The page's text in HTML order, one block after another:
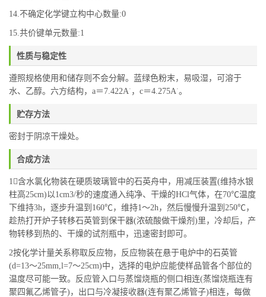
14.不确定化学键立构中心数量:0
15.共价键单元数量:1
性质与稳定性
遵照规格使用和储存则不会分解。蓝绿色粉末，易吸湿，可溶于
水、乙醇。六方结构，a＝7.422A· ，c＝4.275A·。
贮存方法
密封于阴凉干燥处。
合成方法
1含水氯化物装在硬质玻璃管中的石英舟中，用减压装置(维持水银
柱高25cm)以1cm3/秒的速度通入纯净、干燥的HCl气体，在70℃温度
下维持3h，逐步升温到160℃，维持1～2h，然后慢慢升温到250℃，
趁热打开炉子转移石英管到保干器(浓硫酸做干燥剂)里，冷却后，产
物转移到热的、干燥的试剂瓶中，迅速密封即可。
2按化学计量关系称取反应物，反应物装在悬于电炉中的石英管
(d=13～25mm,l=7～25cm)中，选择的电炉应能使样品管各个部位的
温度尽可能一致。反应管入口与蒸馏烧瓶的侧口相连(蒸馏烧瓶连有
聚四氟乙烯管子)，出口与冷凝接收器(连有聚乙烯管子)相连，每做